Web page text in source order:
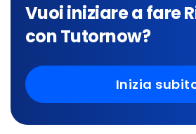
Vuoi iniziare a fare
con Tutornow?
Inizia